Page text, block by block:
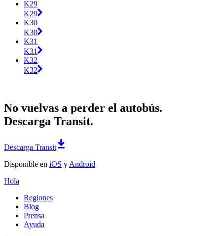
K29
K29
K30
K30
K31
K31
K32
K32
No vuelvas a perder el autobús.
Descarga Transit.
Descarga Transit
Disponible en iOS y Android
Hola
Regiones
Blog
Prensa
Ayuda